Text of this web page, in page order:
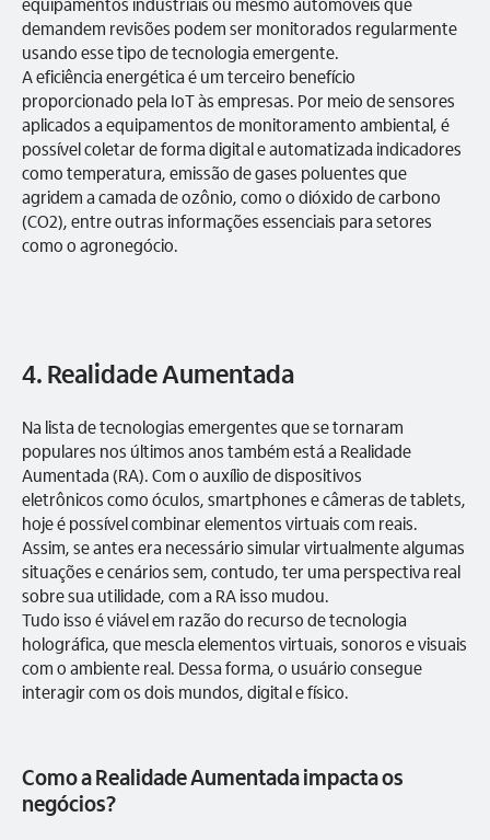
demandem revisões podem ser monitorados regularmente
usando esse tipo de tecnologia emergente.
A eficiência energética é um terceiro benefício
proporcionado pela IoT às empresas. Por meio de sensores
aplicados a equipamentos de monitoramento ambiental, é
possível coletar de forma digital e automatizada indicadores
como temperatura, emissão de gases poluentes que
agridem a camada de ozônio, como o dióxido de carbono
(CO2), entre outras informações essenciais para setores
como o agronegócio.
4. Realidade Aumentada
Na lista de tecnologias emergentes que se tornaram
populares nos últimos anos também está a Realidade
Aumentada (RA). Com o auxílio de dispositivos
eletrônicos como óculos, smartphones e câmeras de tablets,
hoje é possível combinar elementos virtuais com reais.
Assim, se antes era necessário simular virtualmente algumas
situações e cenários sem, contudo, ter uma perspectiva real
sobre sua utilidade, com a RA isso mudou.
Tudo isso é viável em razão do recurso de tecnologia
holográfica, que mescla elementos virtuais, sonoros e visuais
com o ambiente real. Dessa forma, o usuário consegue
interagir com os dois mundos, digital e físico.
Como a Realidade Aumentada impacta os
negócios?